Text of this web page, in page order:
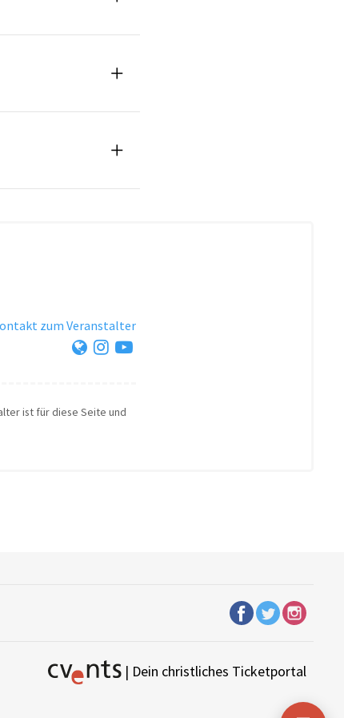
zum Veranstalter
ist für diese Seite und
| Dein christliches Ticketportal